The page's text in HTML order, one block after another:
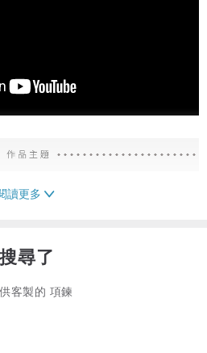
讀更多
尋了
客製的 項鍊